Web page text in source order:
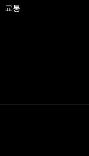
교통